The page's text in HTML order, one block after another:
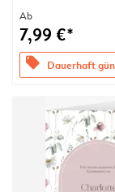
Ab
7,99 €*
offers Dauerhaft